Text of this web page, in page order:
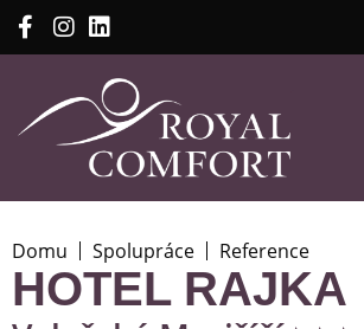
Domu Spolupráce Reference
HOTEL RAJKA